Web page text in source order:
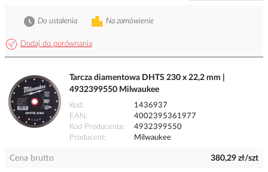
Dodaj do porównania
Na zamówienie
Do ustalenia
Tarcza diamentowa DHTS 230 x 22,2 mm |
4932399550 Milwaukee
Kod
1436937
EAN
4002395361977
Kod Producenta
4932399550
Producent
Milwaukee
Cena brutto 380,29 zł/szt